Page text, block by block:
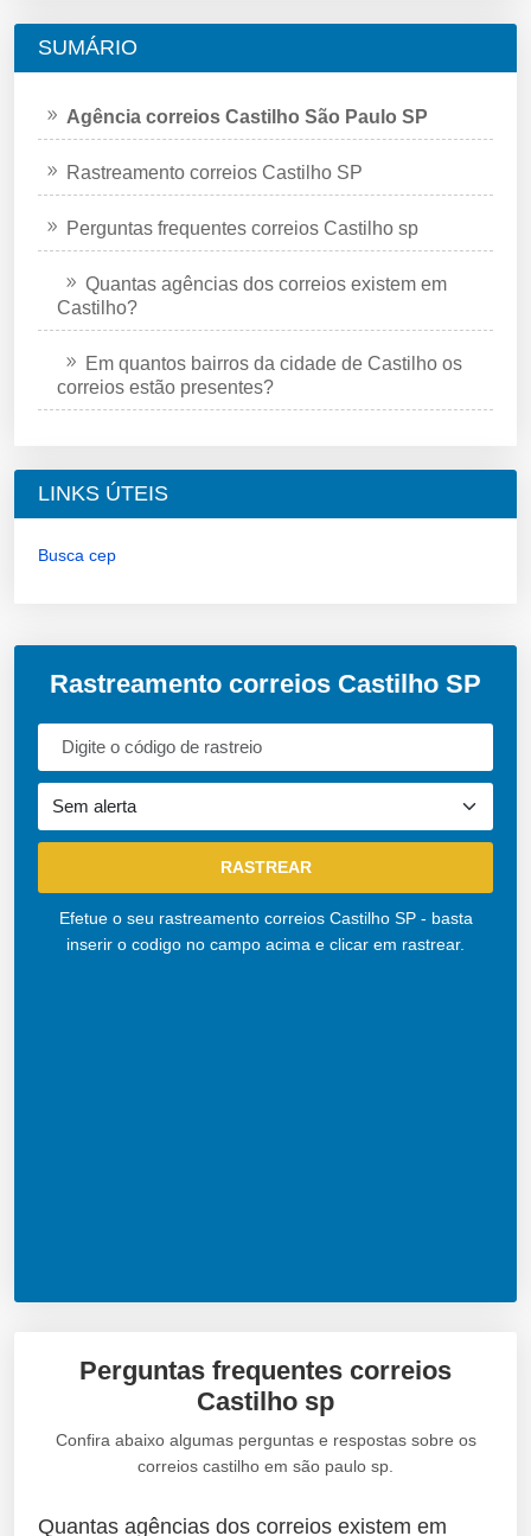
SUMÁRIO
Agência correios Castilho São Paulo SP
Rastreamento correios Castilho SP
Perguntas frequentes correios Castilho sp
Quantas agências dos correios existem em
Castilho?
Em quantos bairros da cidade de Castilho os
correios estão presentes?
LINKS ÚTEIS
Busca cep
Rastreamento correios Castilho SP
Efetue o seu rastreamento correios Castilho SP - basta
inserir o codigo no campo acima e clicar em rastrear.
Perguntas frequentes correios
Castilho sp
Confira abaixo algumas perguntas e respostas sobre os
correios castilho em são paulo sp.
Quantas agências dos correios existem em